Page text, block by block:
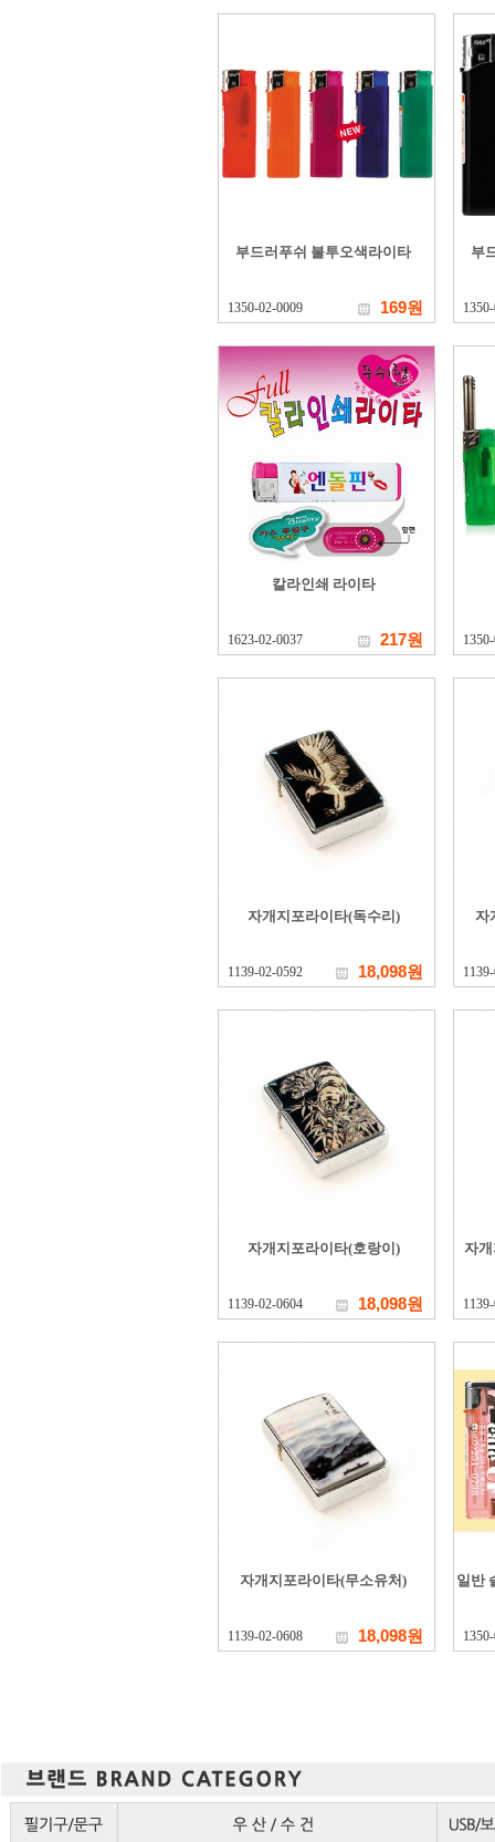
부드러푸쉬 불투오색라이타
1350-02-0009 169원
부
칼라인쇄 라이타
1623-02-0037 217원
자개지포라이타(독수리)
1139-02-0592 18,098원
자
자개지포라이타(호랑이)
1139-02-0604 18,098원
자
자개지포라이타(무소유처)
1139-02-0608 18,098원
일반